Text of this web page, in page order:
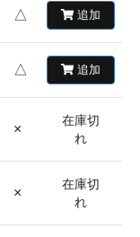
△ 追加
△ 追加
×
在庫切
れ
×
在庫切
れ